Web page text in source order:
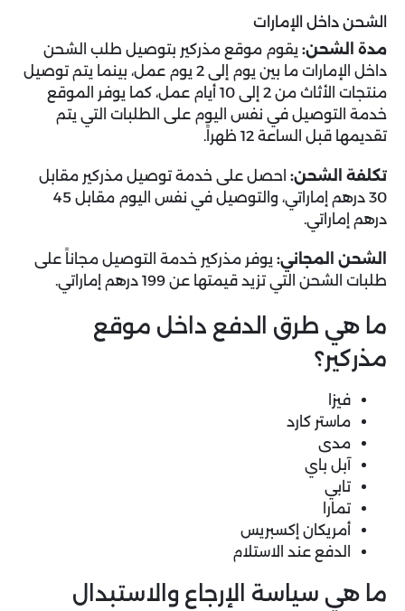
الشحن داخل الإمارات
مدة الشحن: يقوم موقع مذركير بتوصيل طلب الشحن
داخل الإمارات ما بين يوم إلى 2 يوم عمل، بينما يتم توصيل
منتجات الأثاث من 2 إلى 10 أيام عمل، كما يوفر الموقع
خدمة التوصيل في نفس اليوم على الطلبات التي يتم
تقديمها قبل الساعة 12 ظهراً.
تكلفة الشحن: احصل على خدمة توصيل مذركير مقابل
30 درهم إماراتي، والتوصيل في نفس اليوم مقابل 45
درهم إماراتي.
الشحن المجاني: يوفر مذركير خدمة التوصيل مجاناً على
طلبات الشحن التي تزيد قيمتها عن 199 درهم إماراتي.
ما هي طرق الدفع داخل موقع
مذركير؟
فيزا
ماستر كارد
مدى
آبل باي
تابي
تمارا
أمريكان إكسبريس
الدفع عند الاستلام
ما هي سياسة الإرجاع والاستبدال